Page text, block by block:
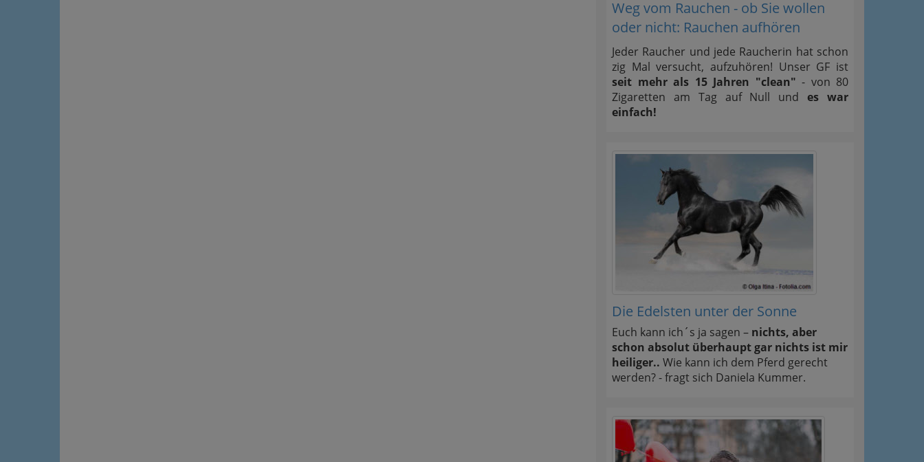
Weg vom Rauchen - ob Sie wollen
oder nicht: Rauchen aufhören
Jeder Raucher und jede Raucherin hat schon
zig Mal versucht, aufzuhören! Unser GF ist
seit mehr als 15 Jahren "clean" - von 80
Zigaretten am Tag auf Null undes war
einfach!
Die Edelsten unter der Sonne
Euch kann ich´s ja sagen – nichts, aber
schon absolut überhaupt gar nichts ist mir
heiliger.. Wie kann ich dem Pferd gerecht
werden? - fragt sich Daniela Kummer.